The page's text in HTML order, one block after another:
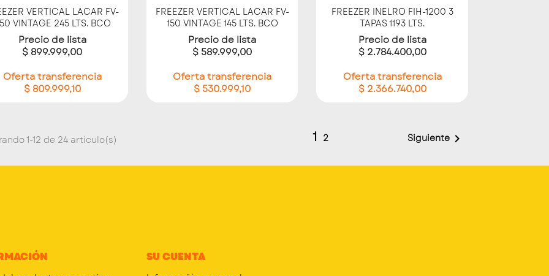
Vista rápida
VERTICAL LACAR FV-
VINTAGE 245 LTS. BCO
Precio de lista
$ 899.999,00
Oferta transferencia
$ 809.999,10
Vista rápida
FREEZER VERTICAL LACAR FV-
150 VINTAGE 145 LTS. BCO
Precio de lista
$ 589.999,00
Oferta transferencia
$ 530.999,10
Vista rápida
FREEZER INELRO FIH-1200 3
TAPAS 1193 LTS.
Precio de lista
$ 2.784.400,00
Oferta transferencia
$ 2.366.740,00
1-12 de 24 artículo(s) 1 2 Siguiente
SU CUENTA